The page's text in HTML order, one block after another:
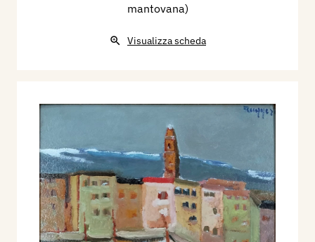
mantovana)
Visualizza scheda